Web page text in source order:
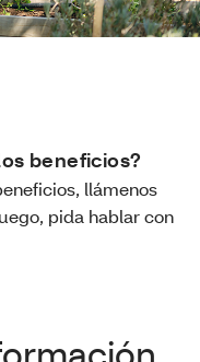
beneficios?
llámenos
pida hablar con